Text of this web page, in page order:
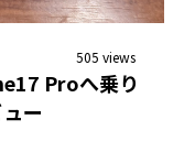
505 views
Proへ乗り
ー